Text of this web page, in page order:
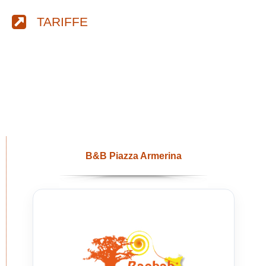
TARIFFE
B&B Piazza Armerina